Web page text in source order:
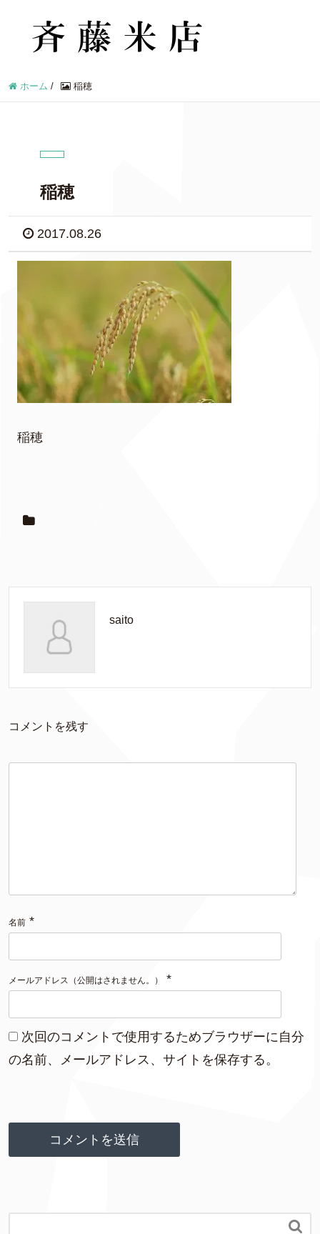
ホーム / 稲穂
稲穂
2017.08.26
稲穂
saito
コメントを残す
名前 *
メールアドレス（公開はされません。） *
次回のコメントで使用するためブラウザーに自分
の名前、メールアドレス、サイトを保存する。
